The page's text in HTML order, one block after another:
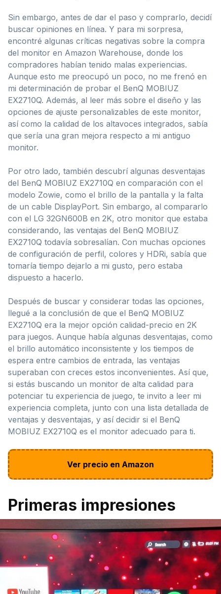
Sin embargo, antes de dar el paso y comprarlo, decidí
buscar opiniones en línea. Y para mi sorpresa,
encontré algunas críticas negativas sobre la compra
del monitor en Amazon Warehouse, donde los
compradores habían tenido malas experiencias.
Aunque esto me preocupó un poco, no me frenó en
mi determinación de probar el BenQ MOBIUZ
EX2710Q. Además, al leer más sobre el diseño y las
opciones de ajuste personalizables de este monitor,
así como la calidad de los altavoces integrados, sabía
que sería una gran mejora respecto a mi antiguo
monitor.
Por otro lado, también descubrí algunas desventajas
del BenQ MOBIUZ EX2710Q en comparación con el
modelo Zowie, como el brillo de la pantalla y la falta
de un cable DisplayPort. Sin embargo, al compararlo
con el LG 32GN600B en 2K, otro monitor que estaba
considerando, las ventajas del BenQ MOBIUZ
EX2710Q todavía sobresalían. Con muchas opciones
de configuración de perfil, colores y HDRi, sabía que
tomaría tiempo dejarlo a mi gusto, pero estaba
dispuesto a hacerlo.
Después de buscar y considerar todas las opciones,
llegué a la conclusión de que el BenQ MOBIUZ
EX2710Q era la mejor opción calidad-precio en 2K
para juegos. Aunque había algunas desventajas, como
el brillo automático inconsistente y los tiempos de
espera entre cambios de entrada, las ventajas
superaban con creces estos inconvenientes. Así que,
si estás buscando un monitor de alta calidad para
potenciar tu experiencia de juego, te invito a leer mi
experiencia completa, junto con una lista detallada de
ventajas y desventajas, y así decidir si el BenQ
MOBIUZ EX2710Q es el monitor adecuado para ti.
Ver precio en Amazon
Primeras impresiones